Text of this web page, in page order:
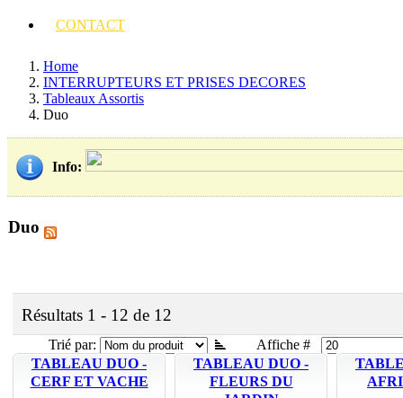
CONTACT
Home
INTERRUPTEURS ET PRISES DECORES
Tableaux Assortis
Duo
Info:
Duo
Résultats 1 - 12 de 12
Trié par:
Affiche #
TABLEAU DUO -
CERF ET VACHE
TABLEAU DUO -
FLEURS DU